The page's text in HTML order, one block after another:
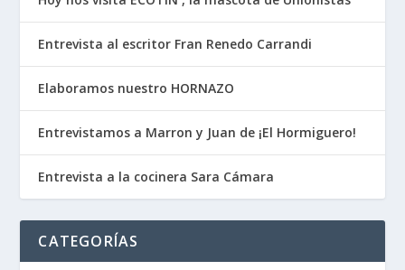
Entrevista al escritor Fran Renedo Carrandi
Elaboramos nuestro HORNAZO
Entrevistamos a Marron y Juan de ¡El Hormiguero!
Entrevista a la cocinera Sara Cámara
CATEGORÍAS